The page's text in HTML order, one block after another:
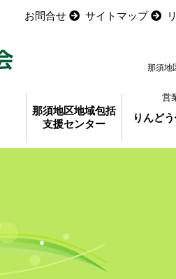
那須地区地域包括
支援センター
りんど
お問合せ サイトマップ
那須地
営